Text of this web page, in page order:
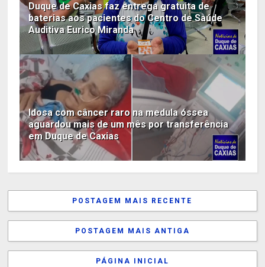
Duque de Caxias faz entrega gratuita de
baterias aos pacientes do Centro de Saúde
Auditiva Eurico Miranda
Idosa com câncer raro na medula óssea
aguardou mais de um mês por transferência
em Duque de Caxias
POSTAGEM MAIS RECENTE
POSTAGEM MAIS ANTIGA
PÁGINA INICIAL